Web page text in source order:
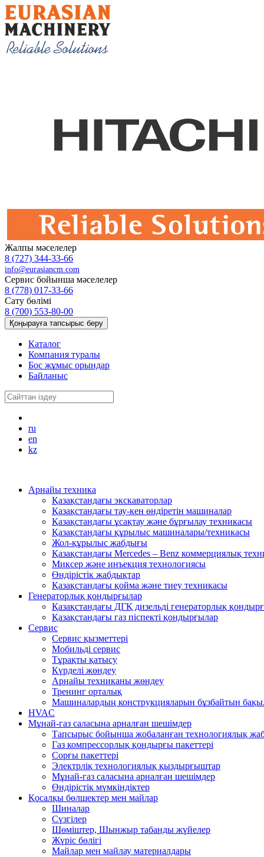
Жалпы мәселелер
8 (727) 344-33-66
info@eurasiancm.com
Сервис бойынша мәселелер
8 (778) 017-33-66
Сату бөлімі
8 (700) 553-80-00
Қоңырауға тапсырыс беру
Каталог
Компания туралы
Бос жұмыс орындар
Байланыс
ru
en
kz
Арнайы техника
Қазақстандағы экскаваторлар
Қазақстандағы тау-кен өндіретін машиналар
Қазақстандағы ұсақтау және бұрғылау техникасы
Қазақстандағы құрылыс машиналары/техникасы
Жол-құрылыс жабдығы
Қазақстандағы Mercedes – Benz коммерциялық
Миксер және инъекция технологиясы
Өндірістік жабдықтар
Қазақстандағы қойма және тиеу техникасы
Генераторлық қондырғылар
Қазақстандағы ДГҚ дизельді генераторлық
Қазақстандағы газ піспекті қондырғылар
Сервис
Сервис қызметтері
Мобильді сервис
Тұрақты қатысу
Күрделі жөндеу
Арнайы техниканы жөндеу
Тренинг орталық
Машиналардың конструкцияларын бұзбайтын
HVAC
Мұнай-газ саласына арналған шешімдер
Тапсырыс бойынша жобаланған технологиялық
Газ компрессорлық қондырғы пакеттері
Сорғы пакеттері
Электрліқ технологиялық қыздырғыштар
Мұнай-газ саласына арналған шешімдер
Өндірістік мүмкіндіктер
Қосалқы бөлшектер мен майлар
Шиналар
Сүзгілер
Шөміштер, Шынжыр табанды жүйелер
Жүріс бөлігі
Майлар мен майлау материалдары